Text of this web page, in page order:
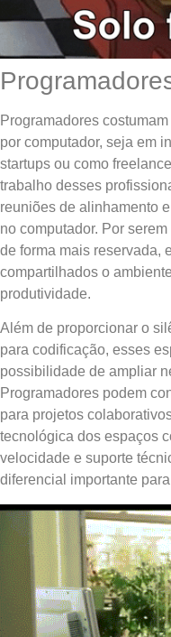
Programadores
por computador, seja em
startups ou como
trabalho desses
reuniões de alinhamento
no computador. Por
de forma mais reservada,
compartilhados o
produtividade.
Além de proporcionar o
para codificação, esses
possibilidade de ampliar
Programadores podem
para projetos
tecnológica dos espaços
velocidade e suporte
diferencial importante